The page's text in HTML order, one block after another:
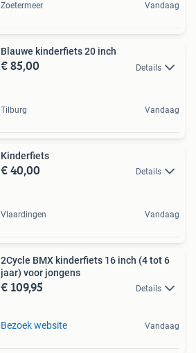
Zoetermeer Vandaag
Blauwe kinderfiets 20 inch
€ 85,00 Details
Tilburg Vandaag
Kinderfiets
€ 40,00 Details
Vlaardingen Vandaag
2Cycle BMX kinderfiets 16 inch (4 tot 6
jaar) voor jongens
€ 109,95 Details
Bezoek website Vandaag